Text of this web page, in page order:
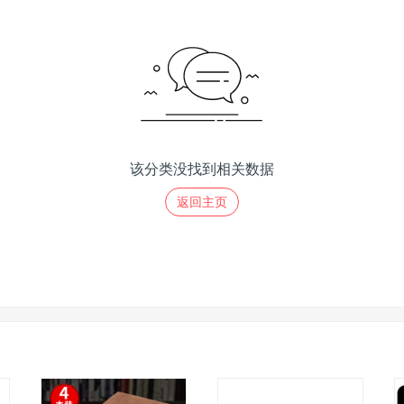
该分类没找到相关数据
返回主页